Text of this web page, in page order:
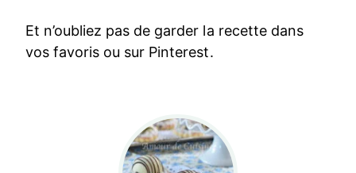
Et n’oubliez pas de garder la recette dans
vos favoris ou sur Pinterest.